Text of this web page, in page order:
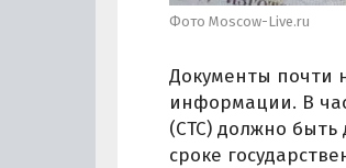
Фото Moscow-Live.ru
Документы почти
информации. В
(СТС) должно
сроке